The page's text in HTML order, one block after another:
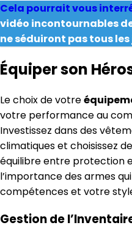
Cela pourrait vous
vidéo incontournables
ne séduiront pas tous
Équiper son
Le choix de votre
votre performance au
Investissez dans des
climatiques et choisissez
équilibre entre protection
l’importance des armes
compétences et votre
Gestion de